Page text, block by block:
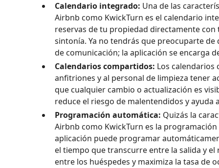
Calendario integrado: Una de las
Airbnb como KwickTurn es el calendario
reservas de tu propiedad directamente
sintonía. Ya no tendrás que preocuparte
de comunicación; la aplicación se encarga
Calendarios compartidos: Los
anfitriones y al personal de limpieza tener
que cualquier cambio o actualización es
reduce el riesgo de malentendidos y
Programación automática: Quizás la
Airbnb como KwickTurn es la
aplicación puede programar
el tiempo que transcurre entre la salida y
entre los huéspedes y maximiza la tasa de